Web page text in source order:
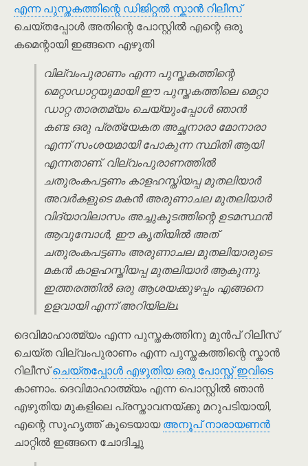
എന്ന പുസ്തകത്തിന്റെ ഡിജിറ്റൽ സ്കാൻ റിലീസ്
ചെയ്തപ്പോൾ അതിന്റെ പോസ്റ്റിൽ എന്റെ ഒരു
കമെന്റായി ഇങ്ങനെ എഴുതി
വില്വം‌പുരാണം എന്ന പുസ്തകത്തിന്റെ
മെറ്റാഡാറ്റയുമായി ഈ പുസ്തകത്തിലെ മെറ്റാ
ഡാറ്റ താരതമ്യം ചെയ്യുംപ്പോൾ ഞാൻ
കണ്ട ഒരു പ്രത്യേകത അച്ഛനാരാ മോനാരാ
എന്ന് സംശയമായി പോകുന്ന സ്ഥിതി ആയി
എന്നതാണ്. വില്വം‌പുരാണത്തിൽ
ചതുരം‌കപട്ടണം കാളഹസ്തിയപ്പ മുതലിയാർ
അവർകളുടെ മകൻ അരുണാചല മുതലിയാർ
വിദ്യാവിലാസം അച്ചുകൂടത്തിന്റെ ഉടമസ്ഥൻ
ആവുമ്പോൾ, ഈ കൃതിയിൽ അത്
ചതുരം‌കപട്ടണം അരുണാചല മുതലിയാരുടെ
മകൻ കാളഹസ്തിയപ്പ മുതലിയാർ ആകുന്നു.
ഇത്തരത്തിൽ ഒരു ആശയക്കുഴപ്പം എങ്ങനെ
ഉളവായി എന്ന് അറിയില്ല.
ദെവിമാഹാത്മ്യം എന്ന പുസ്തകത്തിനു മുൻപ് റിലീസ്
ചെയ്ത വില്വം‌പുരാണം എന്ന പുസ്തകത്തിന്റെ സ്കാൻ
റിലീസ്ചെയ്തപ്പോൾ എഴുതിയ ഒരു പോസ്റ്റ് ഇവിടെ
കാണാം. ദെവിമാഹാത്മ്യം എന്ന പൊസ്റ്റിൽ ഞാൻ
എഴുതിയ മുകളിലെ പ്രസ്താവനയ്ക്കു മറുപടിയായി,
എന്റെ സുഹൃത്ത് കൂടെയായഅനൂപ് നാരായണൻ
ചാറ്റിൽ ഇങ്ങനെ ചോദിച്ചു